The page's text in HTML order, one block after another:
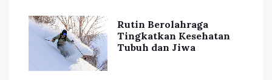
Rutin Berolahraga
Tingkatkan Kesehatan
Tubuh dan Jiwa